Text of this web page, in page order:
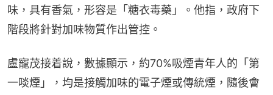
味，具有香氣，形容是「糖衣毒藥」。他指，政府下
階段將針對加味物質作出管控。
盧寵茂接着說，數據顯示，約70%吸煙青年人的「第
一啖煙」，均是接觸加味的電子煙或傳統煙，隨後會